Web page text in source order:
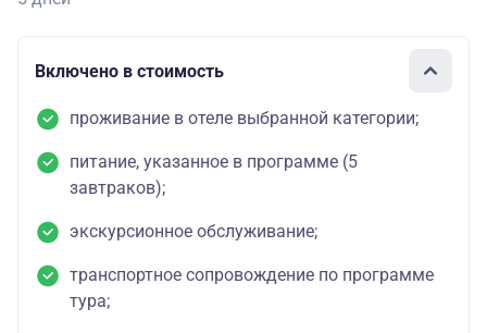
Включено в стоимость
проживание в отеле выбранной категории;
питание, указанное в программе (5
завтраков);
экскурсионное обслуживание;
транспортное сопровождение по программе
тура;